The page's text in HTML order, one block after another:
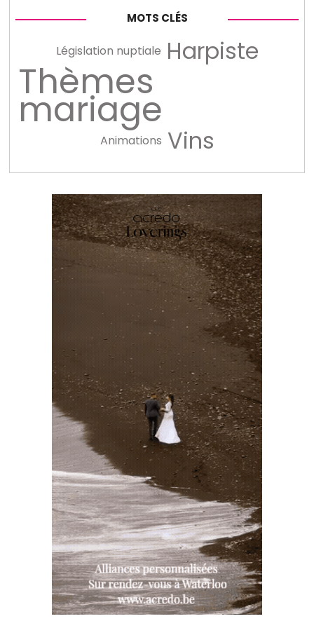
MOTS CLÉS
Législation nuptiale Harpiste
Thèmes
mariage
Animations Vins